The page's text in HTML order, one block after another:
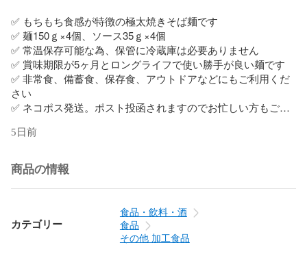
✅ もちもち食感が特徴の極太焼きそば麺です
✅ 麺150ｇ×4個、ソース35ｇ×4個
✅ 常温保存可能な為、保管に冷蔵庫は必要ありません
✅ 賞味期限が5ヶ月とロングライフで使い勝手が良い麺です
✅ 非常食、備蓄食、保存食、アウトドアなどにもご利用くだ
さい
✅ ネコポス発送。ポスト投函されますのでお忙しい方もご安
✅ 賞味期限：製造より5ヶ月（賞味期限4ヶ月以上のものを送
✅ 保存方法：常温保存
5日前
商品の情報
カテゴリー
食品・飲料・酒
食品
その他 加工食品